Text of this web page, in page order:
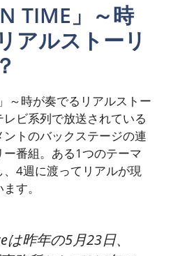
TIME」～時
アルストーリ
～時が奏でるリアルストー
レビ系列で放送されている
トのバックステージの連
番組。ある1つのテーマ
、4週に渡ってリアルが現
す。
は昨年の5月23日、